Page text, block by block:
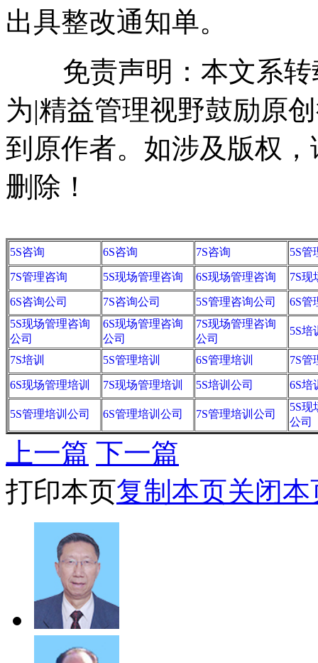
出具整改通知单。
免责声明：本文系转
为|精益管理视野鼓励原
到原作者。如涉及版权，
删除！
5S咨询 6S咨询 7S咨询 5S管
7S管理咨询 5S现场管理咨询 6S现场管理咨询 7S现
6S咨询公司 7S咨询公司 5S管理咨询公司
6S管
5S现场管理咨询
公司
6S现场管理咨询
公司
7S现场管理咨询
公司
5S培
7S培训 5S管理培训 6S管理培训 7S管
6S现场管理培训 7S现场管理培训 5S培训公司 6S培
5S管理培训公司 6S管理培训公司 7S管理培训公司
5S现
公司
上一篇 下一篇
打印本页复制本页关闭本